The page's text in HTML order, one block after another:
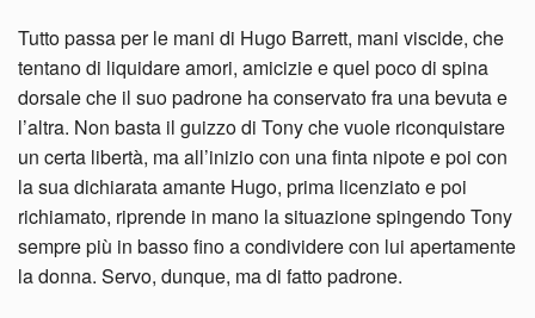
Tutto passa per le mani di Hugo Barrett, mani viscide, che
tentano di liquidare amori, amicizie e quel poco di spina
dorsale che il suo padrone ha conservato fra una bevuta e
l’altra. Non basta il guizzo di Tony che vuole riconquistare
un certa libertà, ma all’inizio con una finta nipote e poi con
la sua dichiarata amante Hugo, prima licenziato e poi
richiamato, riprende in mano la situazione spingendo Tony
sempre più in basso fino a condividere con lui apertamente
la donna. Servo, dunque, ma di fatto padrone.